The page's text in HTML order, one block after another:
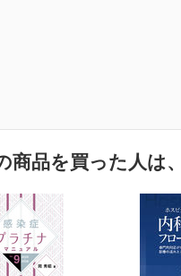
商品を買った人は